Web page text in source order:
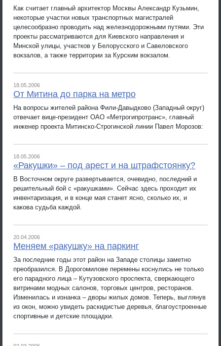
Как считает главный архитектор Москвы Александр Кузьмин,
некоторые участки новых транспортных магистралей
целесообразно проводить над железнодорожными путями. Эти
проекты рассматриваются для Киевского направления и
Минской улицы, участков у Белорусского и Савеловского
вокзалов, а также территории за Курским вокзалом.
18.05.2006
От Митина до парка на метро
На вопросы жителей района Фили-Давыдково (Западный округ)
отвечает вице-президент ОАО «Метрогипротранс», главный
инженер проекта Митинско-Строгинской линии Павел Морозов:
18.05.2006
«Ракушки» – под арест и на штрафстоянку?
В Восточном округе развертывается, очевидно, последний и
решительный бой с «ракушками». Сейчас здесь проходит их
инвентаризация, и в конце мая станет ясно, сколько их, и
какова судьба каждой.
20.04.2006
Меняем «ракушку» на паркинг
За последние годы этот район на Западе столицы заметно
преобразился. В Дорогомилове перемены коснулись не только
его парадного лица – Кутузовского проспекта, сверкающего
витринами модных салонов, торговых центров, ресторанов.
Изменилась и изнанка – дворы жилых домов. Теперь, выглянув
из окон, можно увидеть раскидистые деревья, благоустроенные
спортивные и детские площадки.